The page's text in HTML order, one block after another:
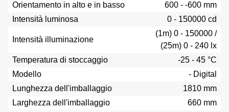
Orientamento in alto e in basso
600 - -600 mm
Intensità luminosa
0 - 150000 cd
Intensità illuminazione
(1m) 0 - 150000 /
(25m) 0 - 240 lx
Temperatura di stoccaggio
-25 - 45 °C
Modello
- Digital
Lunghezza dell'imballaggio
1810 mm
Larghezza dell'imballaggio
660 mm